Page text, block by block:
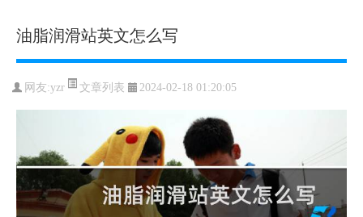
油脂润滑站英文怎么写
网友:yzr 文章列表 2024-02-18 01:20:05